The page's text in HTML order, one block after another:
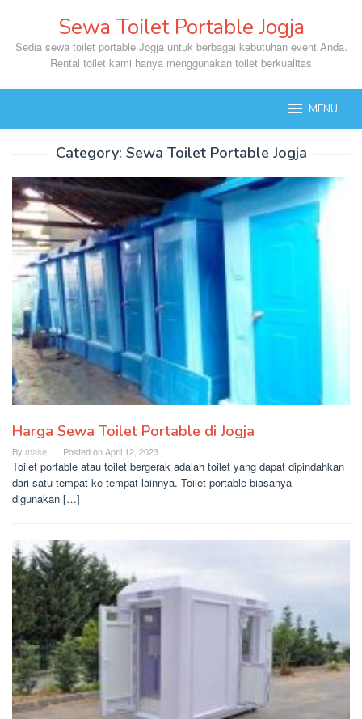
content
Sewa Toilet Portable Jogja
Sedia sewa toilet portable Jogja untuk berbagai kebutuhan event Anda.
Rental toilet kami hanya menggunakan toilet berkualitas
MENU
Category: Sewa Toilet Portable Jogja
Harga Sewa Toilet Portable di Jogja
By mase Posted onApril 12, 2023
Toilet portable atau toilet bergerak adalah toilet yang dapat dipindahkan
dari satu tempat ke tempat lainnya. Toilet portable biasanya
digunakan […]